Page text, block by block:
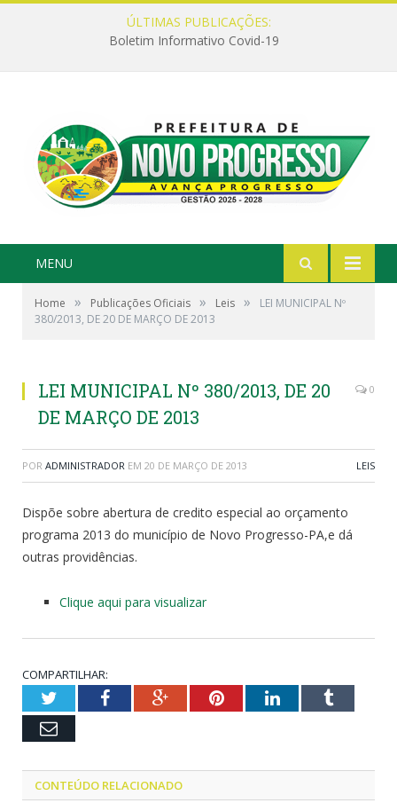
ÚLTIMAS PUBLICAÇÕES:
Boletim Informativo Covid-19
MENU
Home » Publicações Oficiais » Leis »
LEI MUNICIPAL Nº
380/2013, DE 20 DE MARÇO DE 2013
LEI MUNICIPAL Nº 380/2013, DE 20
DE MARÇO DE 2013
0
POR ADMINISTRADOR EM 20 DE MARÇO DE 2013 LEIS
Dispõe sobre abertura de credito especial ao orçamento
programa 2013 do município de Novo Progresso-PA,e dá
outras providências.
Clique aqui para visualizar
COMPARTILHAR:
TwitterFacebookGoogle+PinterestLinkedInTumblr
Email
CONTEÚDO RELACIONADO